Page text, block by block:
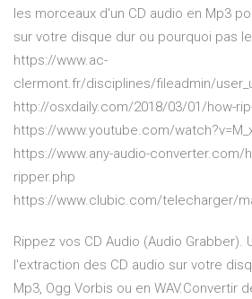
les morceaux d'un CD audio en Mp3
sur votre disque dur ou pourquoi pas
https://www.ac-
clermont.fr/disciplines/fileadmin/
http://osxdaily.com/2018/03/01/how-
https://www.youtube.com/
https://www.any-audio-
ripper.php
https://www.clubic.com/telecharger/
Rippez vos CD Audio (Audio Grabber).
l'extraction des CD audio sur votre
Mp3, Ogg Vorbis ou en WAV.Convertir